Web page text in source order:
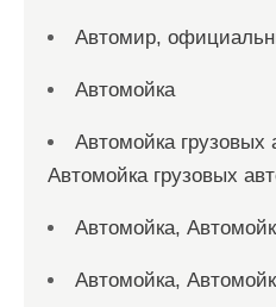
Автомир,
Автомойка
Автомойка грузовых
Автомойка грузовых
Автомойка,
Автомойка,